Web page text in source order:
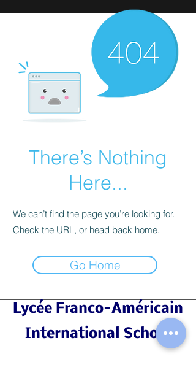
There’s Nothing
Here...
We can’t find the page you’re looking for.
Check the URL, or head back home.
Go Home
Lycée Franco-Américain
International School